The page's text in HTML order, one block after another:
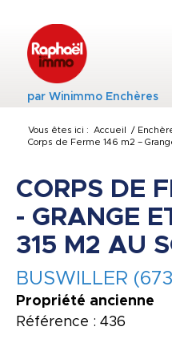
parWinimmo Enchères
Vous êtes ici : Accueil /
Corps de Ferme 146 m2 –
CORPS DE
- GRANGE
315 M2 AU
BUSWILLER
Propriété ancienne
Référence : 436